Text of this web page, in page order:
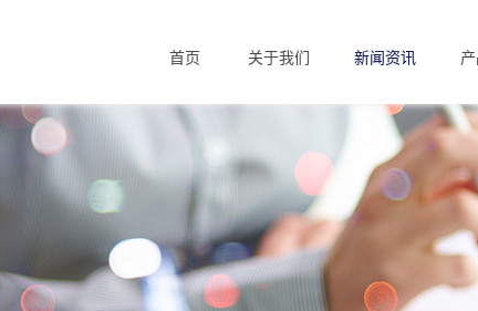
首页 关于我们
About us
新闻资讯
News